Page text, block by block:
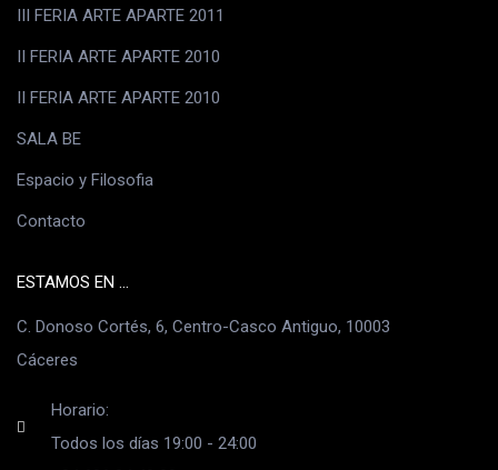
III FERIA ARTE APARTE 2011
II FERIA ARTE APARTE 2010
II FERIA ARTE APARTE 2010
SALA BE
Espacio y Filosofia
Contacto
ESTAMOS EN ...
C. Donoso Cortés, 6, Centro-Casco Antiguo, 10003
Cáceres
Horario:
Todos los días 19:00 - 24:00